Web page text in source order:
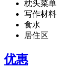
枕头菜单
写作材料
食水
居住区
优惠